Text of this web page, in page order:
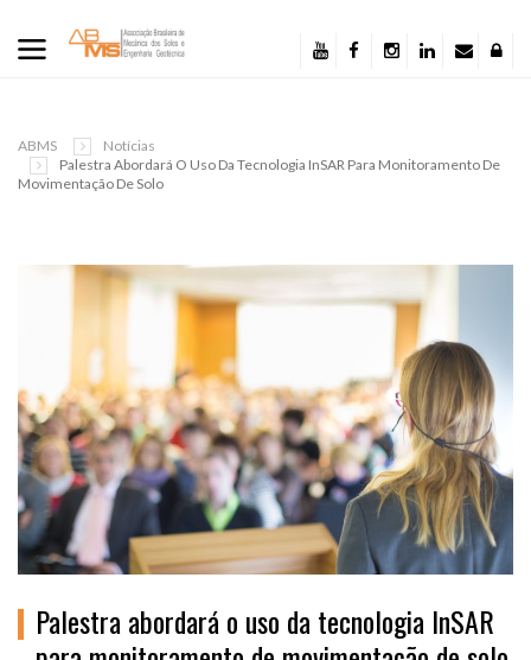
ABMS
Notícias
Palestra Abordará O Uso Da Tecnologia InSAR Para Monitoramento De
Movimentação De Solo
Palestra abordará o uso da tecnologia InSAR